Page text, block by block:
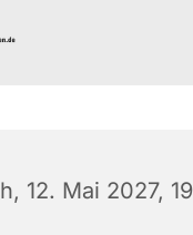
12. Mai 2027,